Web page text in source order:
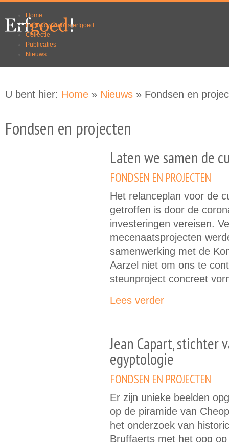
algemene
navigationHome
Behoud van ons erfgoed
Collectie
Publicaties
Nieuws
U bent hier: Home » Nieuws » Fondsen en
Fondsen en projecten
Laten we samen de
FONDSEN EN PROJECTEN
Het relanceplan voor de
getroffen is door de
investeringen vereisen.
mecenaatsprojecten
samenwerking met de
Aarzel niet om ons te
steunproject concreet
Lees verder
Jean Capart, stichter
egyptologie
FONDSEN EN PROJECTEN
Er zijn unieke beelden
op de piramide van
het onderzoek van
Bruffaerts met het oog